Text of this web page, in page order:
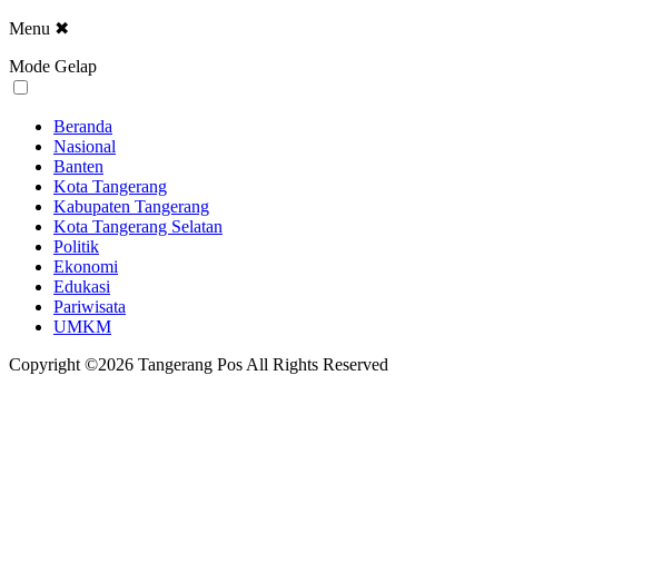
Menu ✖
Mode Gelap
Beranda
Nasional
Banten
Kota Tangerang
Kabupaten Tangerang
Kota Tangerang Selatan
Politik
Ekonomi
Edukasi
Pariwisata
UMKM
Copyright ©2026 Tangerang Pos All Rights Reserved